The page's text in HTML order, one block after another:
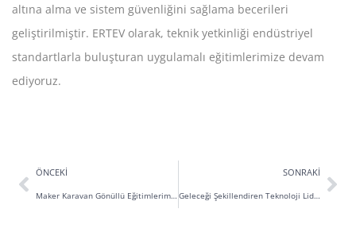
altına alma ve sistem güvenliğini sağlama becerileri
geliştirilmiştir. ERTEV olarak, teknik yetkinliği endüstriyel
standartlarla buluşturan uygulamalı eğitimlerimize devam
ediyoruz.
ÖNCEKI
Maker Karavan Gönüllü Eğitimlerimizi Başarıyla Tamamladık
SONRAKI
Geleceği Şekillendiren Teknoloji Liderleri